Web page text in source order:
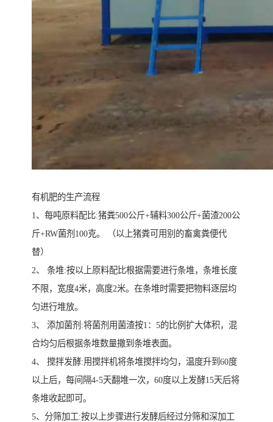
有机肥的生产流程
1、每吨原料配比:猪粪500公斤+辅料300公斤+菌渣200公
斤+RW菌剂100克。 （以上猪粪可用别的畜禽粪便代
替）
2、 条堆:按以上原料配比根据需要进行条堆，条堆长度
不限，宽度4米，高度2米。在条堆时需要把物料逐层均
匀进行堆放。
3、 添加菌剂:将菌剂用菌渣按1：5的比例扩大体积，混
合均匀后根据条堆数量撒到条堆表面。
4、 搅拌发酵:用搅拌机将条堆搅拌均匀，温度升到60度
以上后，每间隔4-5天翻堆一次，60度以上发酵15天后将
条堆收起即可。
5、分筛加工:按以上步骤进行发酵后经过分筛和深加工